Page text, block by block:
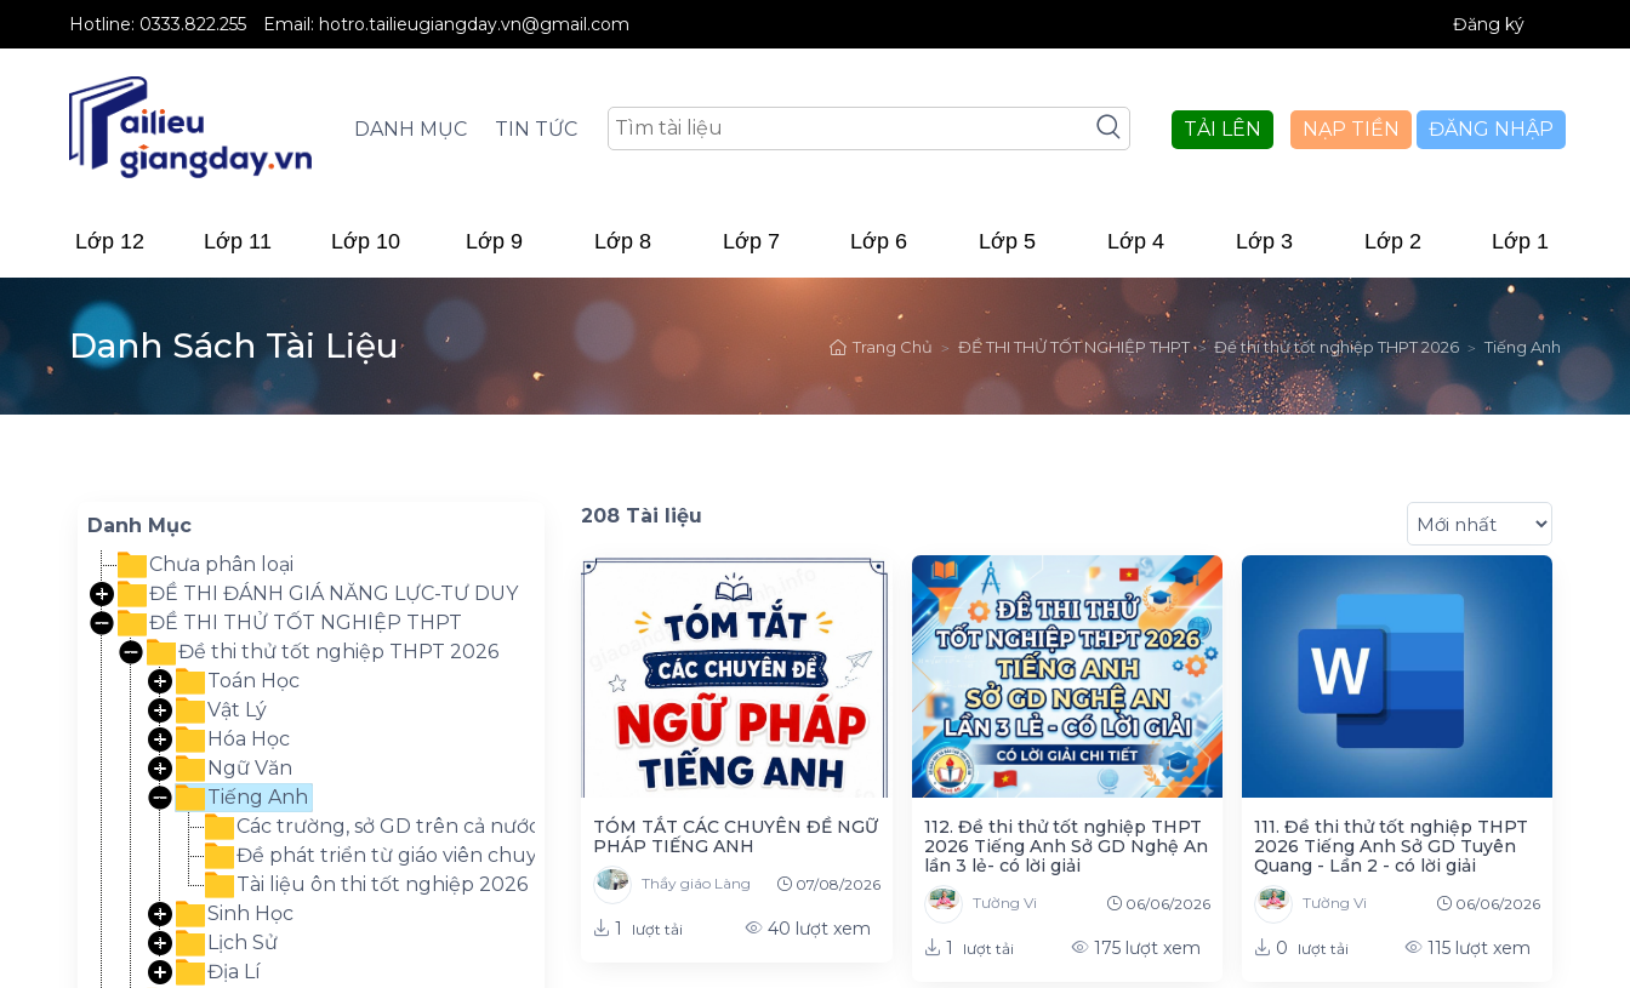
Hotline: 0333.822.255 Email: hotro.tailieugiangday.vn@gmail.com Đăng ký
ĐĂNG NHẬP
DANH MỤC TIN TỨC TẢI LÊN NẠP TIỀN
Lớp 12 Lớp 11 Lớp 10 Lớp 9 Lớp 8 Lớp 7 Lớp 6 Lớp 5 Lớp 4 Lớp 3 Lớp 2 Lớp 1
Trang Chủ ĐỀ THI THỬ TỐT NGHIỆP THPT Đề thi thử tốt nghiệp THPT 2026 Tiếng Anh
Danh Sách Tài Liệu
Danh Mục
Chưa phân loại
ĐỀ THI ĐÁNH GIÁ NĂNG LỰC-TƯ DUY
ĐỀ THI THỬ TỐT NGHIỆP THPT
Đề thi thử tốt nghiệp THPT 2026
Toán Học
Vật Lý
Hóa Học
Ngữ Văn
Tiếng Anh
Các trường, sở GD trên cả nước
Đề phát triển từ giáo viên chuyên môn
Tài liệu ôn thi tốt nghiệp 2026
Sinh Học
Lịch Sử
Địa Lí
208 Tài liệu
TÓM TẮT CÁC CHUYÊN ĐỀ NGỮ
PHÁP TIẾNG ANH
Thầy giáo Làng 07/08/2026
1 lượt tải 40 lượt xem
112. Đề thi thử tốt nghiệp THPT
2026 Tiếng Anh Sở GD Nghệ An
lần 3 lẻ- có lời giải
Tường Vi 06/06/2026
1 lượt tải 175 lượt xem
111. Đề thi thử tốt nghiệp THPT
2026 Tiếng Anh Sở GD Tuyên
Quang - Lần 2 - có lời giải
Tường Vi 06/06/2026
0 lượt tải 115 lượt xem